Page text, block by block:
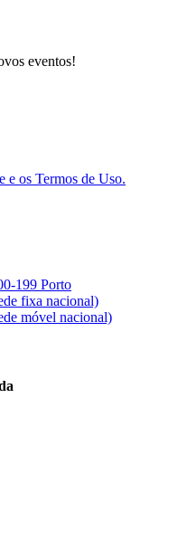
eventos!
e os Termos de Uso.
199 Porto
fixa nacional)
móvel nacional)